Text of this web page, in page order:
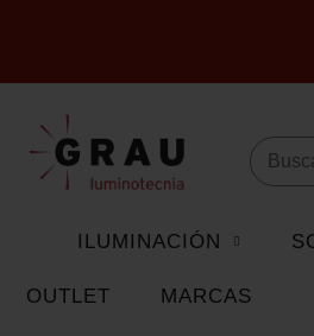
ILUMINACIÓN
OUTLET MARCAS